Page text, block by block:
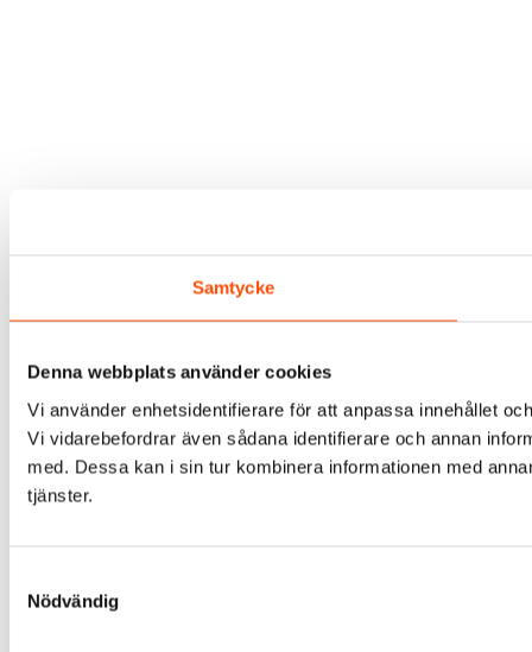
Samtycke
Denna webbplats använder cookies
Vi använder enhetsidentifierare för att anpassa innehållet
Vi vidarebefordrar även sådana identifierare och annan
med. Dessa kan i sin tur kombinera informationen med
tjänster.
Nödvändig